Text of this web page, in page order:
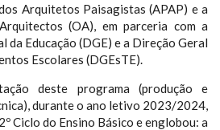
Arquitetos Paisagistas (APAP) e a
(OA), em parceria com a
da Educação (DGE) e a Direção Geral
Escolares (DGEsTE).
deste programa (produção e
durante o ano letivo 2023/2024,
Ciclo do Ensino Básico e englobou: a